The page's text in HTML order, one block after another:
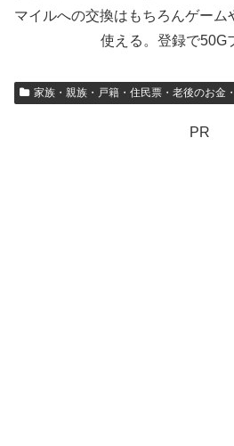
マイルへの交換はもちろんゲーム
使える。登録で50G
家族・親族・戸籍・住民票・老後のお金
PR